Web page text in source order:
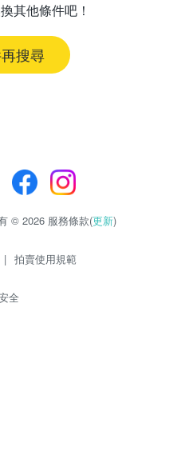
其他條件吧！
搜尋
© 2026 服務條款(更新)
| 拍賣使用規範
全